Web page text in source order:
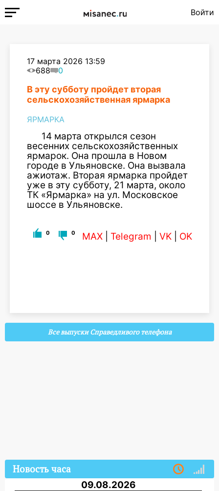
Войти
17 марта 2026 13:59
688
0
В эту субботу пройдет вторая
сельскохозяйственная ярмарка
ЯРМАРКА
14 марта открылся сезон
весенних сельскохозяйственных
ярмарок. Она прошла в Новом
городе в Ульяновске. Она вызвала
ажиотаж. Вторая ярмарка пройдет
уже в эту субботу, 21 марта, около
ТК «Ярмарка» на ул. Московское
шоссе в Ульяновске.
0 0 MAX Telegram VK OK
Все выпуски Справедливого телефона
Новость часа
09.08.2026